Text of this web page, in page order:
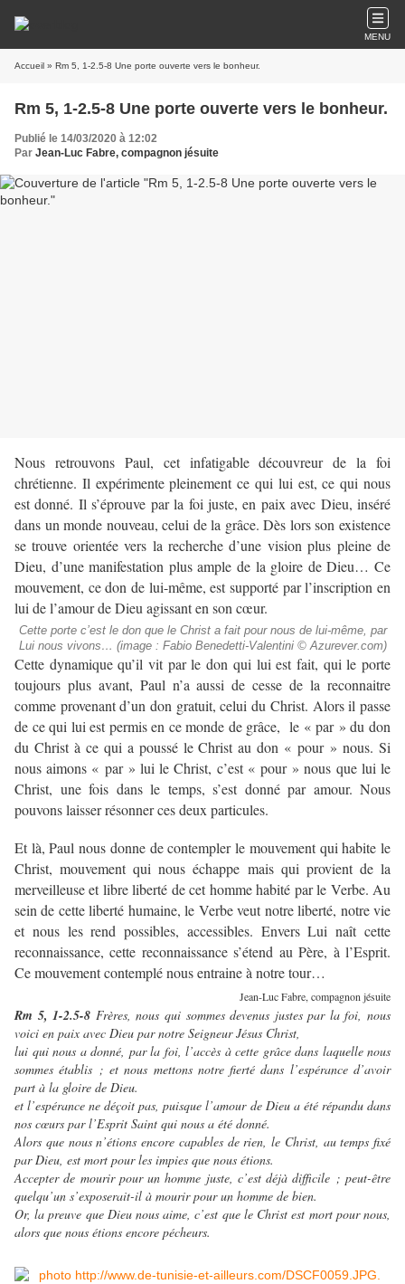
MENU
Accueil » Rm 5, 1-2.5-8 Une porte ouverte vers le bonheur.
Rm 5, 1-2.5-8 Une porte ouverte vers le bonheur.
Publié le 14/03/2020 à 12:02
Par Jean-Luc Fabre, compagnon jésuite
Nous retrouvons Paul, cet infatigable découvreur de la foi
chrétienne. Il expérimente pleinement ce qui lui est, ce qui nous
est donné. Il s’éprouve par la foi juste, en paix avec Dieu, inséré
dans un monde nouveau, celui de la grâce. Dès lors son existence
se trouve orientée vers la recherche d’une vision plus pleine de
Dieu, d’une manifestation plus ample de la gloire de Dieu… Ce
mouvement, ce don de lui-même, est supporté par l’inscription en
lui de l’amour de Dieu agissant en son cœur.
Cette porte c’est le don que le Christ a fait pour nous de lui-même, par
Lui nous vivons… (image : Fabio Benedetti-Valentini © Azurever.com)
Cette dynamique qu’il vit par le don qui lui est fait, qui le porte
toujours plus avant, Paul n’a aussi de cesse de la reconnaitre
comme provenant d’un don gratuit, celui du Christ. Alors il passe
de ce qui lui est permis en ce monde de grâce, le « par » du don
du Christ à ce qui a poussé le Christ au don « pour » nous. Si
nous aimons « par » lui le Christ, c’est « pour » nous que lui le
Christ, une fois dans le temps, s’est donné par amour. Nous
pouvons laisser résonner ces deux particules.
Et là, Paul nous donne de contempler le mouvement qui habite le
Christ, mouvement qui nous échappe mais qui provient de la
merveilleuse et libre liberté de cet homme habité par le Verbe. Au
sein de cette liberté humaine, le Verbe veut notre liberté, notre vie
et nous les rend possibles, accessibles. Envers Lui naît cette
reconnaissance, cette reconnaissance s’étend au Père, à l’Esprit.
Ce mouvement contemplé nous entraine à notre tour…
Jean-Luc Fabre, compagnon jésuite
Rm 5, 1-2.5-8 Frères, nous qui sommes devenus justes par la foi, nous
voici en paix avec Dieu par notre Seigneur Jésus Christ,
lui qui nous a donné, par la foi, l’accès à cette grâce dans laquelle nous
sommes établis ; et nous mettons notre fierté dans l’espérance d’avoir
part à la gloire de Dieu.
et l’espérance ne déçoit pas, puisque l’amour de Dieu a été répandu dans
nos cœurs par l’Esprit Saint qui nous a été donné.
Alors que nous n’étions encore capables de rien, le Christ, au temps fixé
par Dieu, est mort pour les impies que nous étions.
Accepter de mourir pour un homme juste, c’est déjà difficile ; peut-être
quelqu’un s’exposerait-il à mourir pour un homme de bien.
Or, la preuve que Dieu nous aime, c’est que le Christ est mort pour nous,
alors que nous étions encore pécheurs.